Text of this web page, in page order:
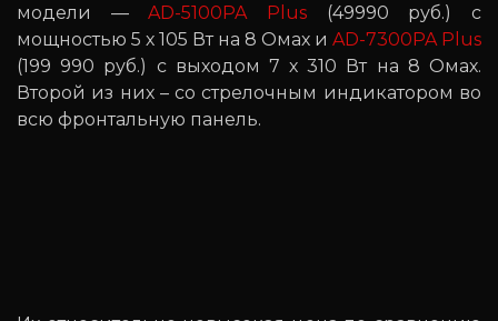
модели —AD-5100PA Plus (49990 руб.) с
мощностью 5 х 105 Вт на 8 Омах и AD-7300PA Plus
(199 990 руб.) с выходом 7 х 310 Вт на 8 Омах.
Второй из них – со стрелочным индикатором во
всю фронтальную панель.